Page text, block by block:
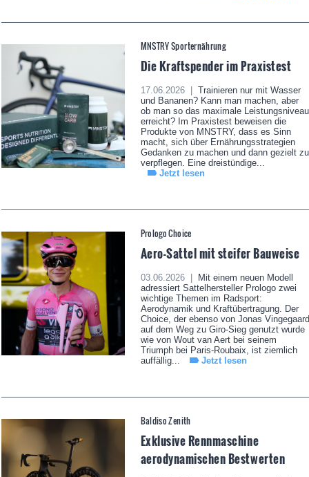
MNSTRY Sporternährung
Die Kraftspender im Praxistest
17.06.2026 |
Trainieren nur mit Wasser
und Bananen? Kann man machen, aber
ob man so das maximale Leistungsniveau
erreicht? Im Praxistest beweisen die
Produkte von MNSTRY, dass es Sinn
macht, sich über Ernährungsstrategien
Gedanken zu machen und dann gezielt zu
verpflegen. Eine dreistündige...
Jetzt lesen
Prologo Choice
Aero-Sattel mit steifer Bauweise
03.06.2026 |
Mit einem neuen Modell
adressiert Sattelhersteller Prologo zwei
wichtige Themen im Radsport:
Aerodynamik und Kraftübertragung. Der
Choice, der ebenso von Jonas Vingegaard
auf dem Weg zu Giro-Sieg genutzt wurde
wie von Wout van Aert bei seinem
Triumph bei Paris-Roubaix, ist ziemlich
auffällig...
Jetzt lesen
Baldiso Zenith
Exklusive Rennmaschine
aerodynamischen Bestwerten